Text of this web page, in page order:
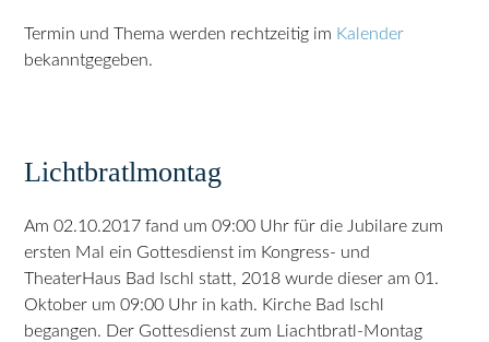
Termin und Thema werden rechtzeitig im Kalender
bekanntgegeben.
Lichtbratlmontag
Am 02.10.2017 fand um 09:00 Uhr für die Jubilare zum
ersten Mal ein Gottesdienst im Kongress- und
TheaterHaus Bad Ischl statt, 2018 wurde dieser am 01.
Oktober um 09:00 Uhr in kath. Kirche Bad Ischl
begangen. Der Gottesdienst zum Liachtbratl-Montag